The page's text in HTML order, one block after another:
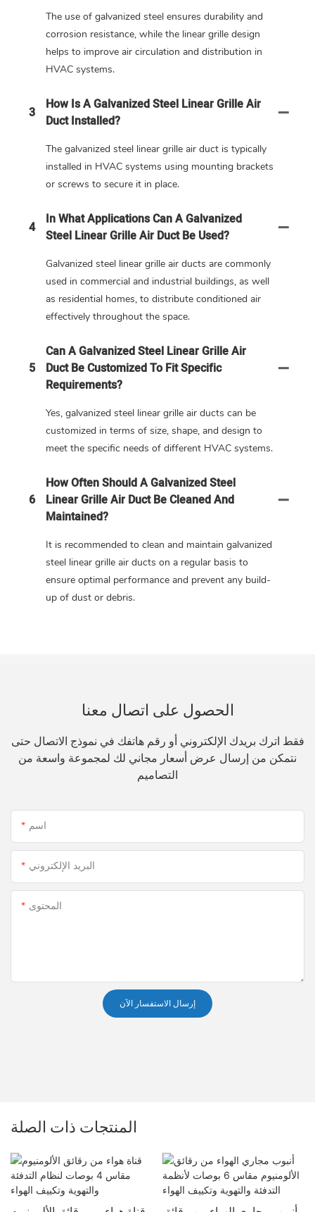
The use of galvanized steel ensures durability and
corrosion resistance, while the linear grille design
helps to improve air circulation and distribution in
HVAC systems.
3
How Is A Galvanized Steel Linear Grille Air
Duct Installed?
The galvanized steel linear grille air duct is typically
installed in HVAC systems using mounting brackets
or screws to secure it in place.
4
In What Applications Can A Galvanized
Steel Linear Grille Air Duct Be Used?
Galvanized steel linear grille air ducts are commonly
used in commercial and industrial buildings, as well
as residential homes, to distribute conditioned air
effectively throughout the space.
5
Can A Galvanized Steel Linear Grille Air
Duct Be Customized To Fit Specific
Requirements?
Yes, galvanized steel linear grille air ducts can be
customized in terms of size, shape, and design to
meet the specific needs of different HVAC systems.
6
How Often Should A Galvanized Steel
Linear Grille Air Duct Be Cleaned And
Maintained?
It is recommended to clean and maintain galvanized
steel linear grille air ducts on a regular basis to
ensure optimal performance and prevent any build-
up of dust or debris.
الحصول على اتصال معنا
فقط اترك بريدك الإلكتروني أو رقم هاتفك في نموذج الاتصال حتى
نتمكن من إرسال عرض أسعار مجاني لك لمجموعة واسعة من
التصاميم
اسم
البريد الإلكتروني
المحتوى
إرسال الاستفسار الآن
المنتجات ذات الصلة